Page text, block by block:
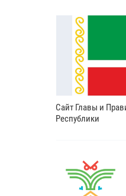
Сайт Главы и
Республики